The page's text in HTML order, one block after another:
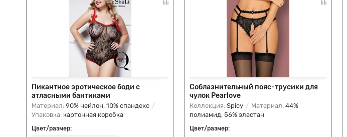
Пикантное эротическое боди с
атласными бантиками
Материал: 90% нейлон, 10% спандекс
Упаковка: картонная коробка
Цвет/размер:
Соблазнительный пояс-трусики для
чулок Pearlove
Коллекция: Spicy Материал: 44%
полиамид, 56% эластан
Цвет/размер: